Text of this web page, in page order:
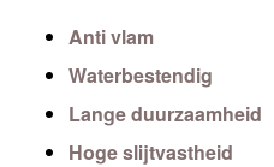
Anti vlam
Waterbestendig
Lange duurzaamheid
Hoge slijtvastheid